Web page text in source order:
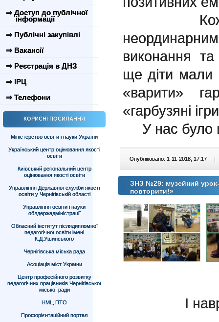
⇒ Доступ до публічної
інформації
⇒ Публічні закупівлі
⇒ Вакансії
⇒ Реєстрація в ДНЗ
⇒ ІРЦ
⇒ Телефони
КОРИСНІ ПОСИЛАННЯ
Міністерство освіти і науки України
Український центр оцінювання якості
освіти
Київський регіональний центр
оцінювання якості освіти
Управління Державної служби якості
освіти у Чернігівській області
Управління освіти і науки
облдержадміністрації
Обласний інститут післядипломної
педагогічної освіти імені
К.Д.Ушинського
Чернігівська міська рада
Асоціація міст України
Центр професійного розвитку
педагогічних працівників Чернігівської
міської ради
НМЦ ПТО
Профорієнтаційний портал
Кожна
виконання
ще діти мали
«варити»
«гарбузяні
У нас було
Опубліковано: 1-11-2018, 17:17 |
ЗНЗ №29: музейний урок-
повторити!»
І